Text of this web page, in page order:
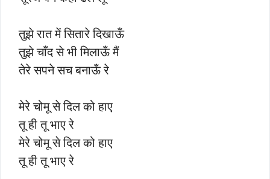
तुझे रात में सितारे दिखाऊँ
तुझे चाँद से भी मिलाऊँ मैं
तेरे सपने सच बनाऊँ रे
मेरे चोमू से दिल को हाए
तू ही तू भाए रे
मेरे चोमू से दिल को हाए
तू ही तू भाए रे